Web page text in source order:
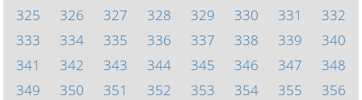
325
326 327 328 329 330 331
332
333
334 335 336 337 338 339
340
341
342 343 344 345 346 347
348
349
350 351 352 353 354 355 356